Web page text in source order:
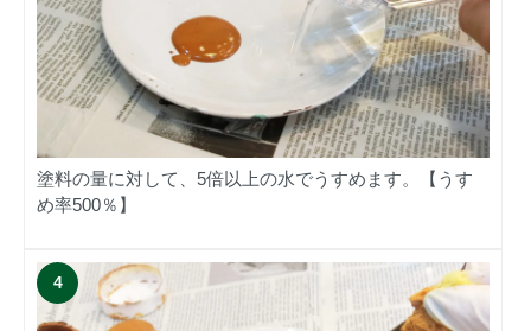
塗料の量に対して、5倍以上の水でうすめます。【うす
め率500％】